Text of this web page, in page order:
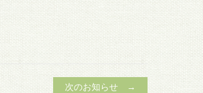
次のお知らせ →